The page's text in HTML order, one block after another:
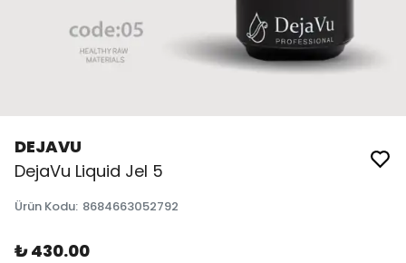
DEJAVU
DejaVu Liquid Jel 5
Ürün Kodu: 8684663052792
₺ 430.00